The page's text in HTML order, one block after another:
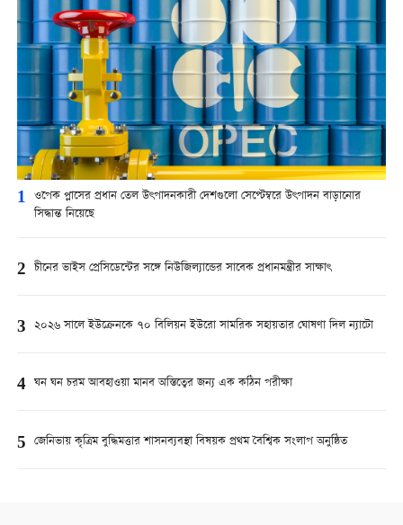
1 ওপেক প্লাসের প্রধান তেল উৎপাদনকারী দেশগুলো সেপ্টেম্বরে উৎপাদন বাড়ানোর
সিদ্ধান্ত নিয়েছে
2 চীনের ভাইস প্রেসিডেন্টের সঙ্গে নিউজিল্যান্ডের সাবেক প্রধানমন্ত্রীর সাক্ষাৎ
3 ২০২৬ সালে ইউক্রেনকে ৭০ বিলিয়ন ইউরো সামরিক সহায়তার ঘোষণা দিল ন্যাটো
4 ঘন ঘন চরম আবহাওয়া মানব অস্তিত্বের জন্য এক কঠিন পরীক্ষা
5 জেনিভায় কৃত্রিম বুদ্ধিমত্তার শাসনব্যবস্থা বিষয়ক প্রথম বৈশ্বিক সংলাপ অনুষ্ঠিত